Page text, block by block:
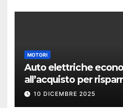
MOTORI
Auto elettriche
all’acquisto per
10 DICEMBRE 2025